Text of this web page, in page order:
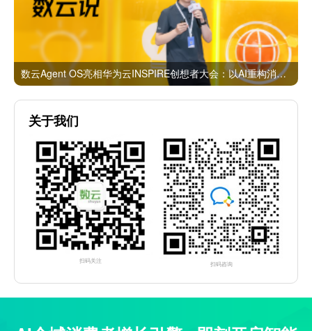
数云Agent OS亮相华为云INSPIRE创想者大会：以AI重构消费者运营与零售营销新范式
关于我们
扫码关注 扫码咨询